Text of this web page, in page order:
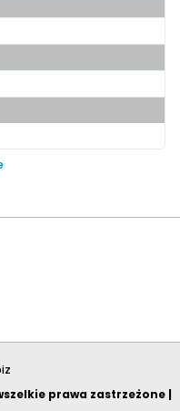
prawa zastrzeżone |